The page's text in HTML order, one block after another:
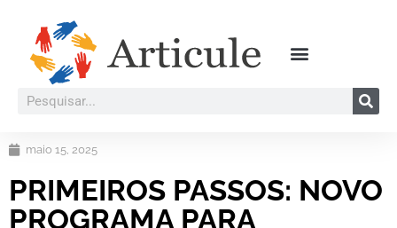
maio 15, 2025
PRIMEIROS PASSOS: NOVO
PROGRAMA PARA